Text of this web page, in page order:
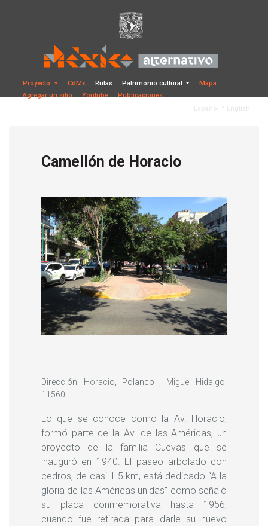
Proyecto CdMx Rutas Patrimonio cultural
Mapa
Agregar un sitio
Youtube
Publicaciones
Camellón de Horacio
Dirección: Horacio, Polanco , Miguel Hidalgo,
11560
Lo que se conoce como la Av. Horacio,
formó parte de la Av. de las Américas, un
proyecto de la familia Cuevas que se
inauguró en 1940. El paseo arbolado con
cedros, de casi 1.5 km, está dedicado “A la
gloria de las Américas unidas” como señaló
su placa conmemorativa hasta 1956,
cuando fue retirada para darle su nuevo